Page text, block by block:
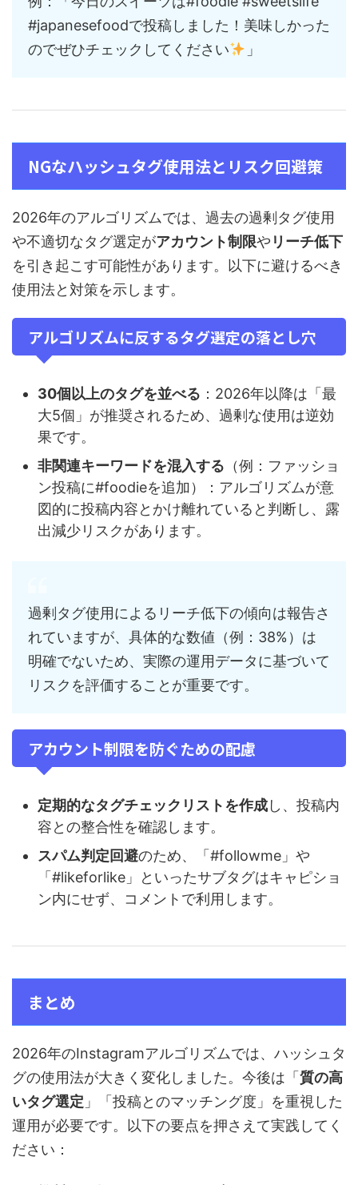
#japanesefoodで投稿しました！美味しかった
のでぜひチェックしてください
」
NGなハッシュタグ使用法とリスク回避策
2026年のアルゴリズムでは、過去の過剰タグ使用
や不適切なタグ選定がアカウント制限や リーチ低下
を引き起こす可能性があります。以下に避けるべき
使用法と対策を示します。
アルゴリズムに反するタグ選定の落とし穴
30個以上のタグを並べる ：2026年以降は「最
大5個」が推奨されるため、過剰な使用は逆効
果です。
非関連キーワードを混入する （例：ファッショ
ン投稿に#foodieを追加）：アルゴリズムが意
図的に投稿内容とかけ離れていると判断し、露
出減少リスクがあります。
過剰タグ使用によるリーチ低下の傾向は報告さ
れていますが、具体的な数値（例：38%）は
明確でないため、実際の運用データに基づいて
リスクを評価することが重要です。
アカウント制限を防ぐための配慮
定期的なタグチェックリストを作成し、投稿内
容との整合性を確認します。
スパム判定回避のため、「#followme」や
「#likeforlike」といったサブタグはキャピショ
ン内にせず、コメントで利用します。
まとめ
2026年のInstagramアルゴリズムでは、ハッシュタ
グの使用法が大きく変化しました。今後は「質の高
いタグ選定 」「投稿とのマッチング度」を重視した
運用が必要です。以下の要点を押さえて実践してく
ださい：